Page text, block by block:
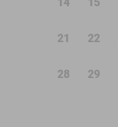
21 22
28 29